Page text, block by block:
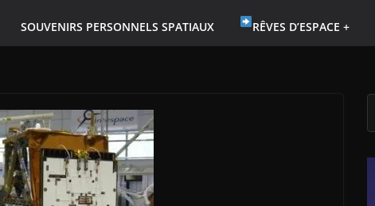
SOUVENIRS PERSONNELS SPATIAUX RÊVES D’ESPACE +